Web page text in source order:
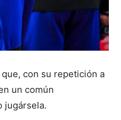
con su repetición a
un común
jugársela.